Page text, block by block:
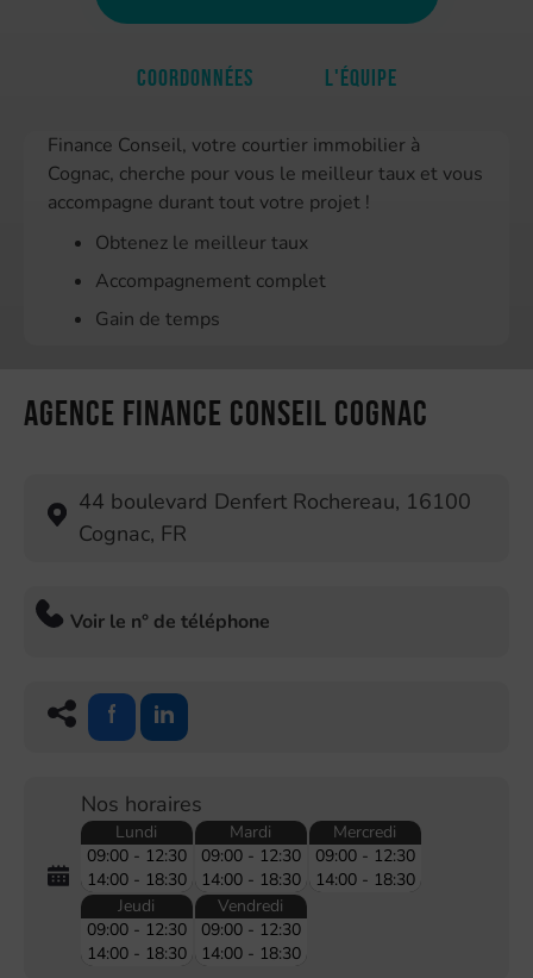
Finance Conseil, votre courtier immobilier à
Cognac, cherche pour vous le meilleur taux et vous
accompagne durant tout votre projet !
Obtenez le meilleur taux
Accompagnement complet
Gain de temps
Coordonnées L'équipe
Agence Finance Conseil Cognac
44 boulevard Denfert Rochereau, 16100
Cognac, FR
Voir le n° de téléphone
Nos horaires
Lundi
09:00 - 12:30
14:00 - 18:30
Mardi
09:00 - 12:30
14:00 - 18:30
Mercredi
09:00 - 12:30
14:00 - 18:30
Jeudi
09:00 - 12:30
14:00 - 18:30
Vendredi
09:00 - 12:30
14:00 - 18:30